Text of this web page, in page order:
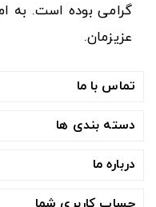
گرامی بوده است. به
عزیزمان.
تماس با ما
دسته بندی ها
درباره ما
حساب کاربری شما